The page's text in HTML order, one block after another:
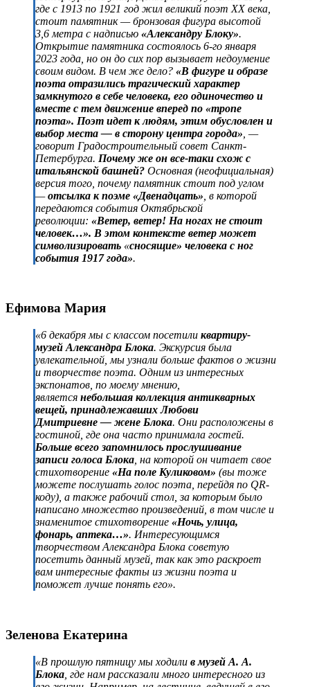
где с 1913 по 1921 год жил великий поэт ХХ века,
стоит памятник — бронзовая фигура высотой
3,6 метра с надписью «Александру Блоку».
Открытие памятника состоялось 6-го января
2023 года, но он до сих пор вызывает недоумение
своим видом. В чем же дело? «В фигуре и образе
поэта отразились трагический характер
замкнутого в себе человека, его одиночество и
вместе с тем движение вперед по «тропе
поэта». Поэт идет к людям, этим обусловлен и
выбор места — в сторону центра города» , —
говорит Градостроительный совет Санкт-
Петербурга. Почему же он все-таки схож с
итальянской башней? Основная (неофициальная)
версия того, почему памятник стоит под углом
—отсылка к поэме «Двенадцать» , в которой
передаются события Октябрьской
революции: «Ветер, ветер! На ногах не стоит
человек…». В этом контексте ветер может
символизировать «сносящие» человека с ног
события 1917 года».
Ефимова Мария
«6 декабря мы с классом посетили квартиру-
музей Александра Блока. Экскурсия была
увлекательной, мы узнали больше фактов о жизни
и творчестве поэта. Одним из интересных
экспонатов, по моему мнению,
является небольшая коллекция антикварных
вещей, принадлежавших Любови
Дмитриевне — жене Блока. Они расположены в
гостиной, где она часто принимала гостей.
Больше всего запомнилось прослушивание
записи голоса Блока , на которой он читает свое
стихотворение «На поле Куликовом» (вы тоже
можете послушать голос поэта, перейдя по QR-
коду), а также рабочий стол, за которым было
написано множество произведений, в том числе и
знаменитое стихотворение «Ночь, улица,
фонарь, аптека…». Интересующимся
творчеством Александра Блока советую
посетить данный музей, так как это раскроет
вам интересные факты из жизни поэта и
поможет лучше понять его».
Зеленова Екатерина
«В прошлую пятницу мы ходили в музей А. А.
Блока , где нам рассказали много интересного из